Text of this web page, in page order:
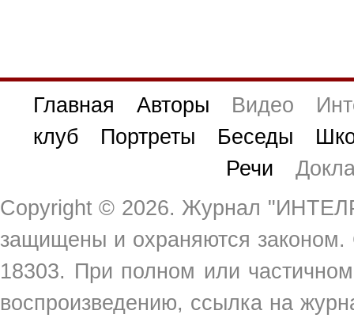
Главная Авторы Видео
клуб
Портреты Беседы
Речи
Copyright © 2026. Журнал
защищены и охраняются
18303. При полном или
воспроизведению, ссылка на